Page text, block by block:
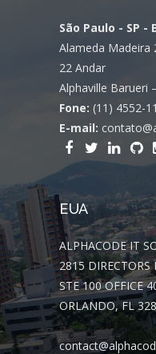
São Paulo - SP -
Alameda Madeira
22 Andar
Alphaville Barueri
Fone: (11) 4552-
E-mail:
EUA
ALPHACODE IT
2815 DIRECTORS
STE 100 OFFICE
ORLANDO, FL